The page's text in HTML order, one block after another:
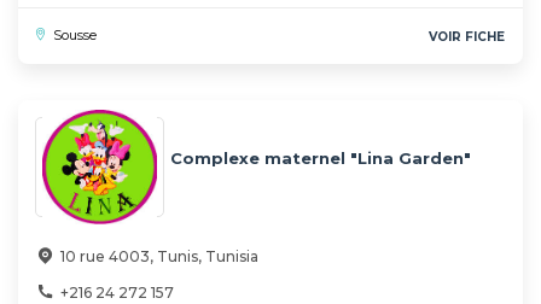
Sousse VOIR FICHE
Complexe maternel "Lina Garden"
10 rue 4003, Tunis, Tunisia
+216 24 272 157